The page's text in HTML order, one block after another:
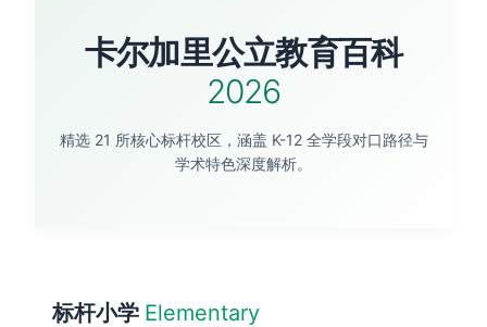
卡尔加里公立教育百科
2026
精选 21 所核心标杆校区，涵盖 K-12 全学段对口路径与
学术特色深度解析。
标杆小学 Elementary